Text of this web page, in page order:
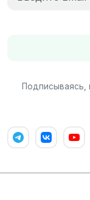
Подписываясь,